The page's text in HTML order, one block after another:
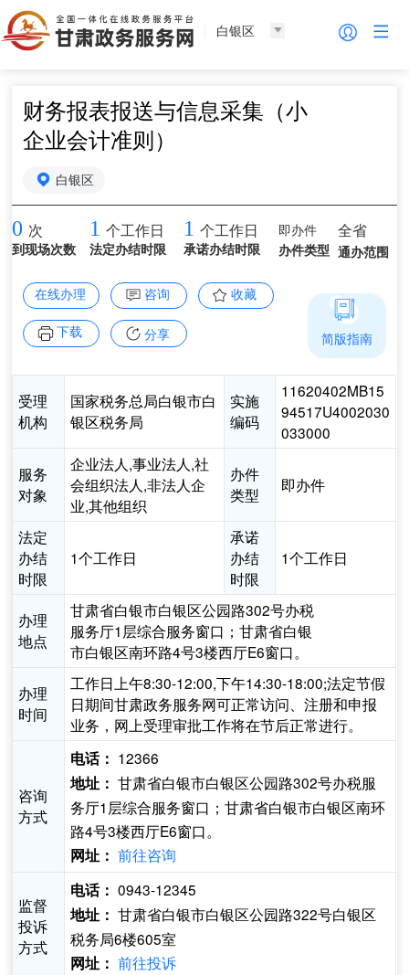
白银区
财务报表报送与信息采集（小
企业会计准则）
白银区
0 次
到现场次数
1 个工作日
法定办结时限
1 个工作日
承诺办结时限
即办件
办件类型
全省
通办范围
在线办理 咨询 收藏
下载 分享
受理
机构
国家税务总局白银市白
银区税务局
实施
编码
11620402MB15
94517U4002030
033000
服务
对象
企业法人,事业法人,社
会组织法人,非法人企
业,其他组织
办件
类型
即办件
法定
办结
时限
1个工作日
承诺
办结
时限
1个工作日
办理
地点
甘肃省白银市白银区公园路302号办税
服务厅1层综合服务窗口；甘肃省白银
市白银区南环路4号3楼西厅E6窗口。
办理
时间
工作日上午8:30-12:00,下午14:30-18:00;法定节假
日期间甘肃政务服务网可正常访问、注册和申报
业务，网上受理审批工作将在节后正常进行。
咨询
方式
电话： 12366
地址： 甘肃省白银市白银区公园路302号办税服
务厅1层综合服务窗口；甘肃省白银市白银区南环
路4号3楼西厅E6窗口。
网址： 前往咨询
监督
投诉
方式
电话： 0943-12345
地址： 甘肃省白银市白银区公园路322号白银区
税务局6楼605室
网址： 前往投诉
简版指南